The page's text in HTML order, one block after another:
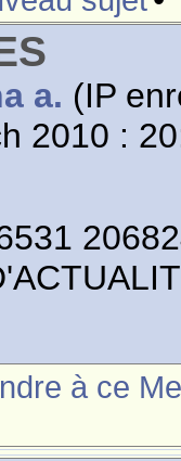
a. (IP
2010 :
à ce